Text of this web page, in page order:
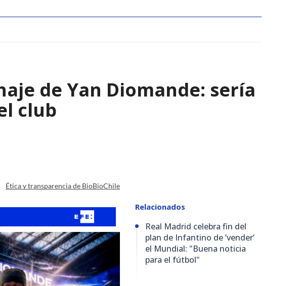
de Yan Diomande: sería
club
Ética y transparencia de BioBioChile
Relacionados
Real Madrid celebra fin del
plan de Infantino de ’vender’
el Mundial: "Buena noticia
para el fútbol"